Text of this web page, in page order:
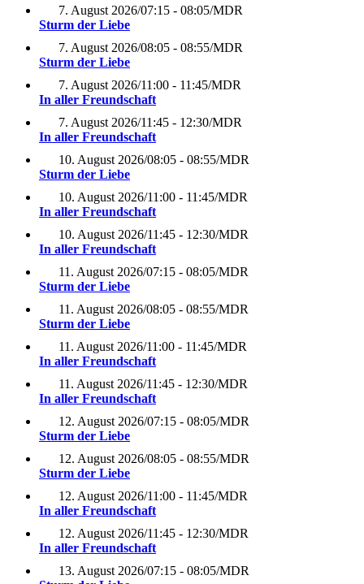
7. August 2026/07:15 - 08:05/MDR
Sturm der Liebe
7. August 2026/08:05 - 08:55/MDR
Sturm der Liebe
7. August 2026/11:00 - 11:45/MDR
In aller Freundschaft
7. August 2026/11:45 - 12:30/MDR
In aller Freundschaft
10. August 2026/08:05 - 08:55/MDR
Sturm der Liebe
10. August 2026/11:00 - 11:45/MDR
In aller Freundschaft
10. August 2026/11:45 - 12:30/MDR
In aller Freundschaft
11. August 2026/07:15 - 08:05/MDR
Sturm der Liebe
11. August 2026/08:05 - 08:55/MDR
Sturm der Liebe
11. August 2026/11:00 - 11:45/MDR
In aller Freundschaft
11. August 2026/11:45 - 12:30/MDR
In aller Freundschaft
12. August 2026/07:15 - 08:05/MDR
Sturm der Liebe
12. August 2026/08:05 - 08:55/MDR
Sturm der Liebe
12. August 2026/11:00 - 11:45/MDR
In aller Freundschaft
12. August 2026/11:45 - 12:30/MDR
In aller Freundschaft
13. August 2026/07:15 - 08:05/MDR